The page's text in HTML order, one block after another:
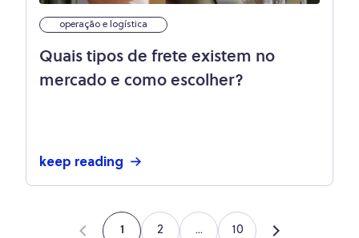
operação e logística
Quais tipos de frete existem no
mercado e como escolher?
keep reading
1 2 ... 10